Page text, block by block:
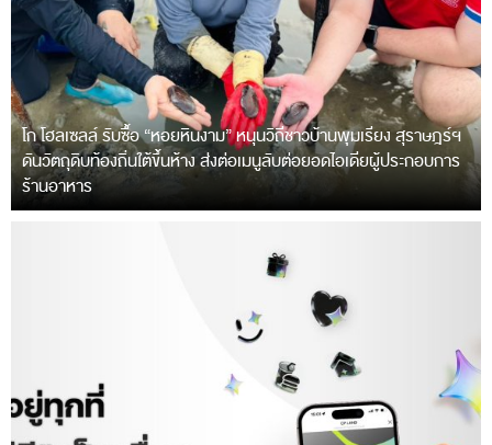
โก โฮลเซลล์ รับซื้อ “หอยหินงาม” หนุนวิถีชาวบ้านพุมเรียง สุราษฎร์ฯ
ดันวัตถุดิบท้องถิ่นใต้ขึ้นห้าง ส่งต่อเมนูลับต่อยอดไอเดียผู้ประกอบการ
ร้านอาหาร